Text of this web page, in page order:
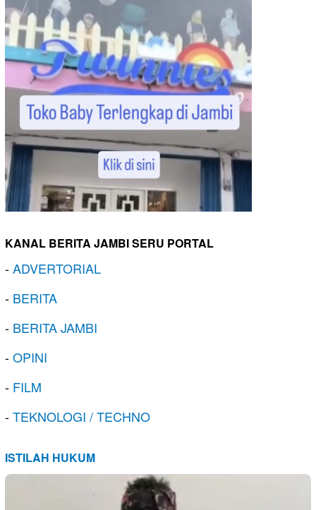
KANAL BERITA JAMBI SERU PORTAL
-ADVERTORIAL
- BERITA
- BERITA JAMBI
-OPINI
- FILM
-TEKNOLOGI / TECHNO
ISTILAH HUKUM